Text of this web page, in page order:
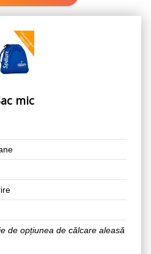
mic
de opțiunea de călcare aleasă